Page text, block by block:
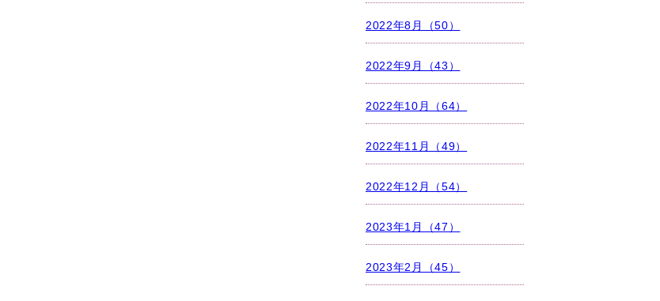
2022年8月（50）
2022年9月（43）
2022年10月（64）
2022年11月（49）
2022年12月（54）
2023年1月（47）
2023年2月（45）